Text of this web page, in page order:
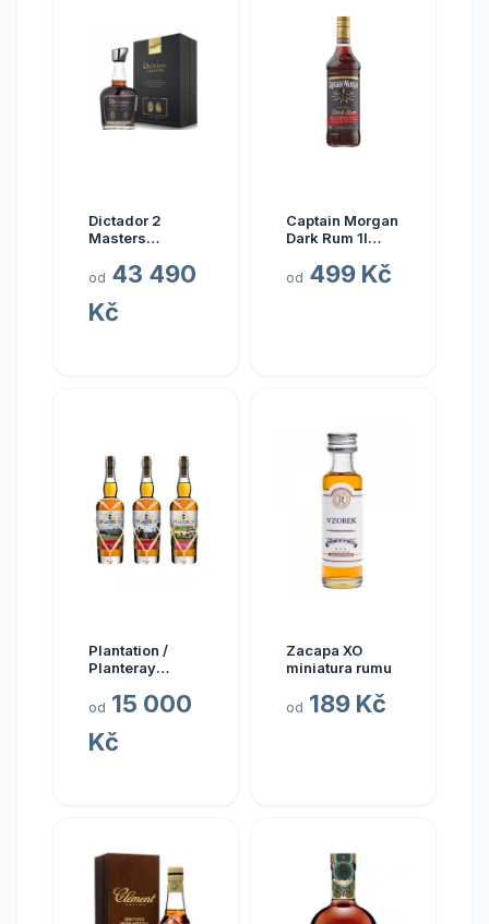
Dictador 2
Masters
1977 45yo (3rd
od 43 490
Kč
Captain Morgan
Dark Rum 1l
od 499 Kč
Plantation /
Planteray
Sada Single
Cellar 2024
od 15 000
Kč
Zacapa XO
miniatura rumu
od 189 Kč